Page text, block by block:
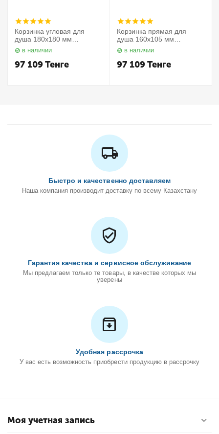
Корзинка угловая для
душа 180х180 мм
Elegance 11657010000
Keuco
в наличии
97 109Тенге
Корзинка прямая для
душа 160х105 мм
Elegance 11658010000
Keuco
в наличии
97 109Тенге
Быстро и качественно доставляем
Наша компания производит доставку по всему Казахстану
Гарантия качества и сервисное обслуживание
Мы предлагаем только те товары, в качестве которых мы
уверены
Удобная рассрочка
У вас есть возможность приобрести продукцию в рассрочку
Моя учетная запись